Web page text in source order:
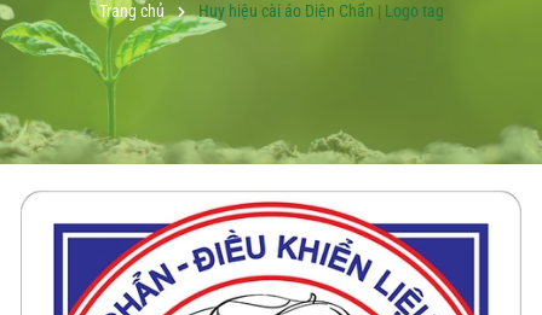
Trang chủ Huy hiệu cài áo Diện Chẩn | Logo tag